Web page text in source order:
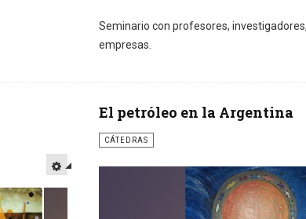
Seminario con profesores,
empresas.
El petróleo en la Argentina
CÁTEDRAS